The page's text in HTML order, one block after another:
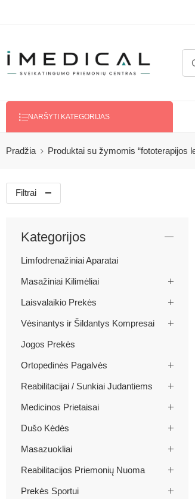
NARŠYTI KATEGORIJAS
Pradžia Produktai su žymomis “fototerapijos
Filtrai
Kategorijos
Limfodrenažiniai Aparatai
Masažiniai Kilimėliai
Laisvalaikio Prekės
Vėsinantys ir Šildantys Kompresai
Jogos Prekės
Ortopedinės Pagalvės
Reabilitacijai / Sunkiai Judantiems
Medicinos Prietaisai
Dušo Kėdės
Masazuokliai
Reabilitacijos Priemonių Nuoma
Prekės Sportui